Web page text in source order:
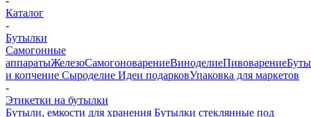
Каталог
-
Бутылки
Самогонные
аппаратыЖелезоСамогоноварениеВиноделиеПивоварение
и копчение Сыроделие Идеи подарковУпаковка для маркетов
-
Этикетки на бутылки
Бутыли, емкости для хранения Бутылки стеклянные под